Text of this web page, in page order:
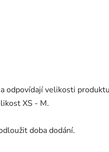
odpovídají velikosti
XS - M.
doba dodání.